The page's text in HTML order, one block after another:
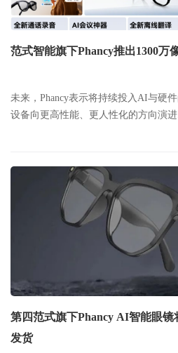
范式智能旗下Phancy推出1300万
未来，Phancy表示将持续投入AI与硬
设备向更高性能、更人性化的方向演进
第四范式旗下Phancy AI智能眼镜
发货